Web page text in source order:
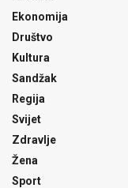
Ekonomija
Društvo
Kultura
Sandžak
Regija
Svijet
Zdravlje
Žena
Sport